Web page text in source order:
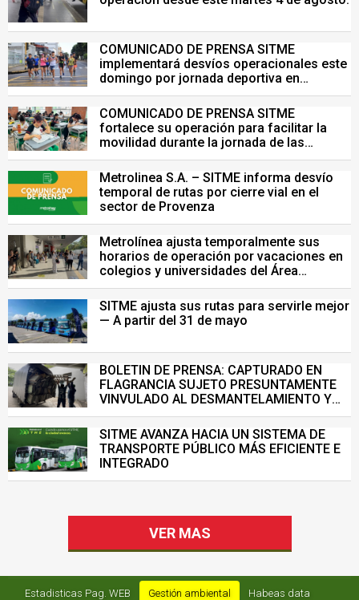
COMUNICADO DE PRENSA SITME
implementará desvíos operacionales este
domingo por jornada deportiva en
Bucaramanga
COMUNICADO DE PRENSA SITME
fortalece su operación para facilitar la
movilidad durante la jornada de las
Pruebas Saber del 26 de julio
Metrolinea S.A. – SITME informa desvío
temporal de rutas por cierre vial en el
sector de Provenza
Metrolínea ajusta temporalmente sus
horarios de operación por vacaciones en
colegios y universidades del Área
Metropolitana de Bucaramanga.
SITME ajusta sus rutas para servirle mejor
— A partir del 31 de mayo
BOLETIN DE PRENSA: CAPTURADO EN
FLAGRANCIA SUJETO PRESUNTAMENTE
VINVULADO AL DESMANTELAMIENTO Y
VENTA ILEGAL DE INFRAESTRUCTURA DEL
SISTEMA DE TRANSPORTE MASIVO
SITME AVANZA HACIA UN SISTEMA DE
TRANSPORTE PÚBLICO MÁS EFICIENTE E
INTEGRADO
VER MAS
Estadisticas Pag. WEB Gestión ambiental Habeas data